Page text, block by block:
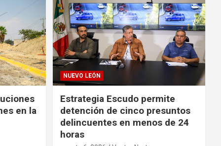
en la
NUEVO LEÓN
Estrategia Escudo permite
detención de cinco presuntos
delincuentes en menos de 24
horas